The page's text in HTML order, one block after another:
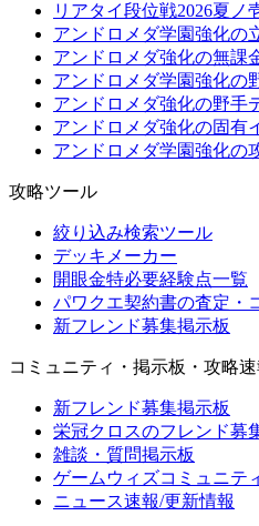
リアタイ段位戦2026夏ノ
アンドロメダ学園強化の
アンドロメダ強化の無課
アンドロメダ学園強化の
アンドロメダ強化の野手
アンドロメダ強化の固有
アンドロメダ学園強化の
攻略ツール
絞り込み検索ツール
デッキメーカー
開眼金特必要経験点一覧
パワクエ契約書の査定・
新フレンド募集掲示板
コミュニティ・掲示板・攻略速
新フレンド募集掲示板
栄冠クロスのフレンド募
雑談・質問掲示板
ゲームウィズコミュニテ
ニュース速報/更新情報